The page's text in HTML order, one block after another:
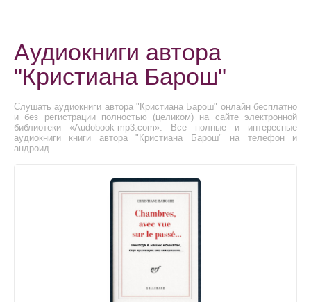
Аудиокниги автора
"Кристиана Барош"
Слушать аудиокниги автора "Кристиана Барош" онлайн бесплатно
и без регистрации полностью (целиком) на сайте электронной
библиотеки «Audobook-mp3.com». Все полные и интересные
аудиокниги книги автора "Кристиана Барош" на телефон и
андроид.